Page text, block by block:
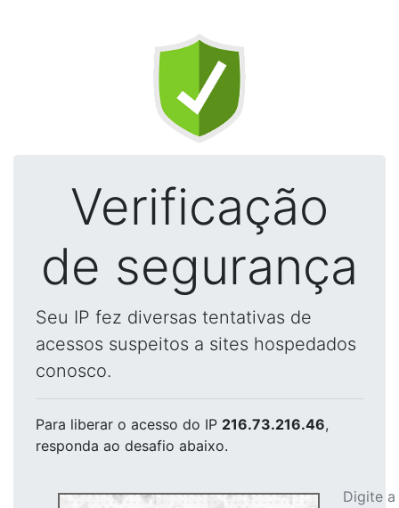
Verificação
de segurança
Seu IP fez diversas tentativas de
acessos suspeitos a sites hospedados
conosco.
Para liberar o acesso do IP 216.73.216.46,
responda ao desafio abaixo.
Digite